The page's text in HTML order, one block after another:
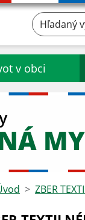
Hľadaný
v obci
ZBER